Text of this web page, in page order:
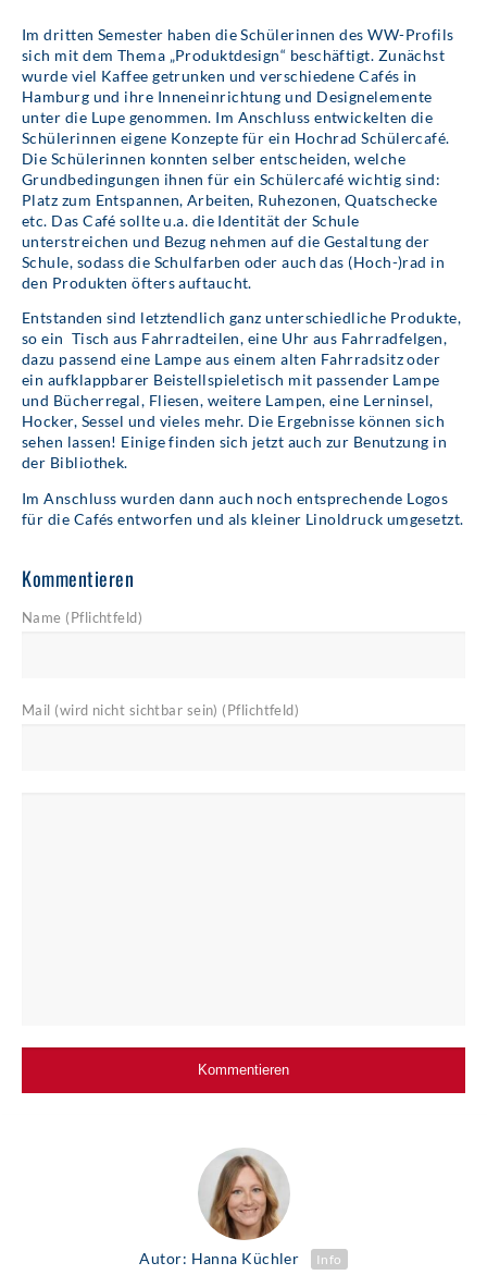
Im dritten Semester haben die Schülerinnen des WW-Profils
sich mit dem Thema „Produktdesign“ beschäftigt. Zunächst
wurde viel Kaffee getrunken und verschiedene Cafés in
Hamburg und ihre Inneneinrichtung und Designelemente
unter die Lupe genommen. Im Anschluss entwickelten die
Schülerinnen eigene Konzepte für ein Hochrad Schülercafé.
Die Schülerinnen konnten selber entscheiden, welche
Grundbedingungen ihnen für ein Schülercafé wichtig sind:
Platz zum Entspannen, Arbeiten, Ruhezonen, Quatschecke
etc. Das Café sollte u.a. die Identität der Schule
unterstreichen und Bezug nehmen auf die Gestaltung der
Schule, sodass die Schulfarben oder auch das (Hoch-)rad in
den Produkten öfters auftaucht.
Entstanden sind letztendlich ganz unterschiedliche Produkte,
so ein Tisch aus Fahrradteilen, eine Uhr aus Fahrradfelgen,
dazu passend eine Lampe aus einem alten Fahrradsitz oder
ein aufklappbarer Beistellspieletisch mit passender Lampe
und Bücherregal, Fliesen, weitere Lampen, eine Lerninsel,
Hocker, Sessel und vieles mehr. Die Ergebnisse können sich
sehen lassen! Einige finden sich jetzt auch zur Benutzung in
der Bibliothek.
Im Anschluss wurden dann auch noch entsprechende Logos
für die Cafés entworfen und als kleiner Linoldruck umgesetzt.
Kommentieren
Name (Pflichtfeld)
Mail (wird nicht sichtbar sein) (Pflichtfeld)
Autor: Hanna Küchler Info